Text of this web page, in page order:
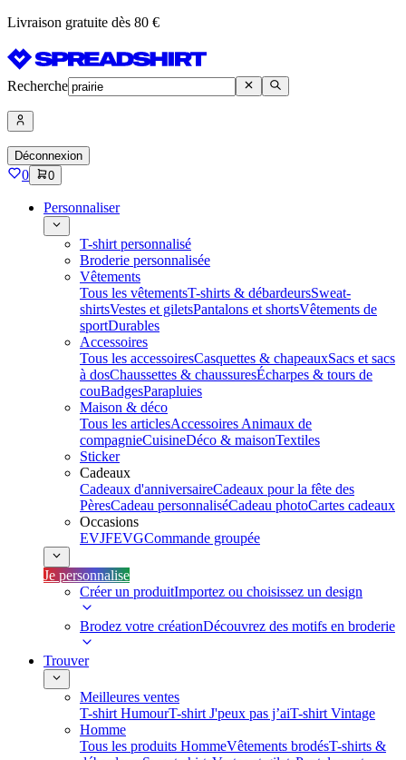
Livraison gratuite dès 80 €
Recherche
Déconnexion
0 0
Personnaliser
T-shirt personnalisé
Broderie personnalisée
Vêtements
Tous les vêtementsT-shirts & débardeursSweat-
shirtsVestes et giletsPantalons et shortsVêtements de
sportDurables
Accessoires
Tous les accessoiresCasquettes & chapeauxSacs et sacs
à dosChaussettes & chaussuresÉcharpes & tours de
couBadgesParapluies
Maison & déco
Tous les articlesAccessoires Animaux de
compagnieCuisineDéco & maisonTextiles
Sticker
Cadeaux
Cadeaux d'anniversaireCadeaux pour la fête des
PèresCadeau personnaliséCadeau photoCartes cadeaux
Occasions
EVJFEVGCommande groupée
Je personnalise
Créer un produitImportez ou choisissez un design
Brodez votre créationDécouvrez des motifs en broderie
Trouver
Meilleures ventes
T-shirt HumourT-shirt J'peux pas j’aiT-shirt Vintage
Homme
Tous les produits HommeVêtements brodésT-shirts &